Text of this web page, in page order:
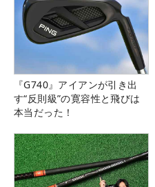
『G740』アイアンが引き出
す“反則級”の寛容性と飛びは
本当だった！